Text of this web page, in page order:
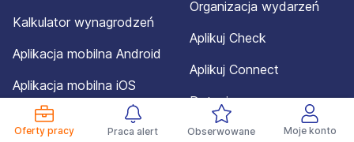
Oferty pracy Praca alert Obserwowane Moje konto
Kalkulator wynagrodzeń
Aplikacja mobilna Android
Aplikacja mobilna iOS
Organizacja wydarzeń
Aplikuj Check
Aplikuj Connect
Dotacja
Mapa serwisu